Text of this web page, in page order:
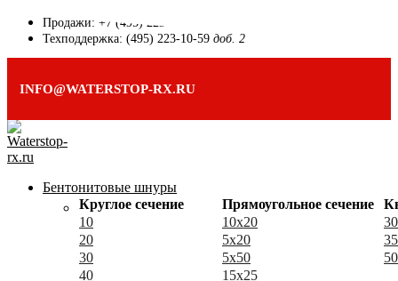
Продажи: +7 (495) 223-10-59
Техподдержка: (495) 223-10-59 доб. 2
INFO@WATERSTOP-RX.RU
Бентонитовые шнуры
Круглое сечение
Прямоугольное сечение
10
10x20
20
5x20
30
5x50
40
15x25